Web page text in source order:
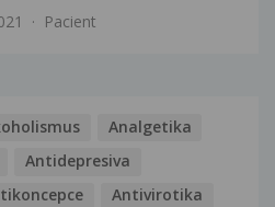
Pacient
Analgetika
Antidepresiva
Antivirotika